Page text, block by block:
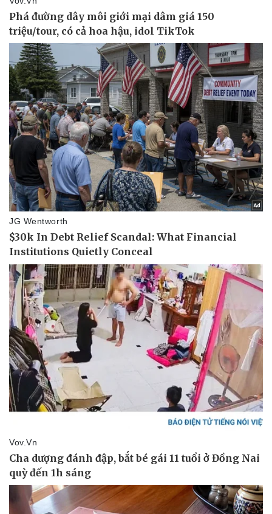
Bóng đá
Lịch thi đấu bóng đá
Thế giới thể thao
eSports
Hậu trường
Ô tô - Xe máy
Xe máy
Tư vấn